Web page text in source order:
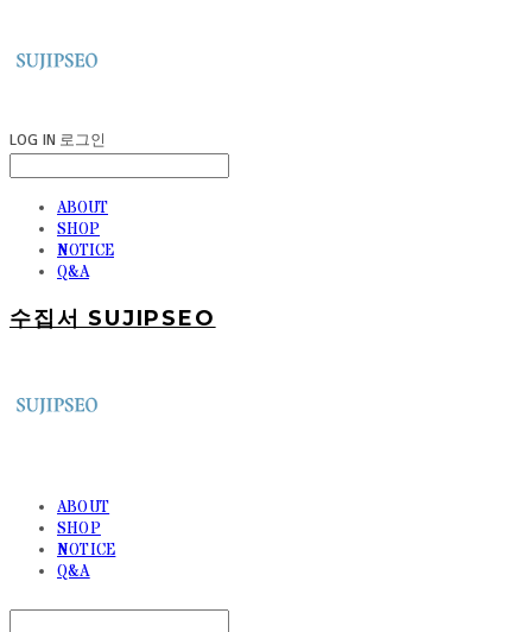
LOG IN 로그인
ABOUT
SHOP
NOTICE
Q&A
수집서 SUJIPSEO
ABOUT
SHOP
NOTICE
Q&A